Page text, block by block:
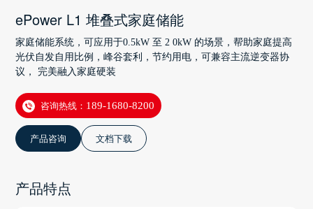
ePower L1 堆叠式家庭储能
家庭储能系统，可应用于0.5kW 至 2 0kW 的场景，帮助家庭提高
光伏自发自用比例，峰谷套利，节约用电，可兼容主流逆变器协
议， 完美融入家庭硬装
咨询热线： 189-1680-8200
产品咨询 文档下载
产品特点